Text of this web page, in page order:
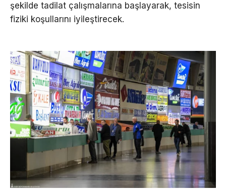
şekilde tadilat çalışmalarına başlayarak, tesisin
fiziki koşullarını iyileştirecek.